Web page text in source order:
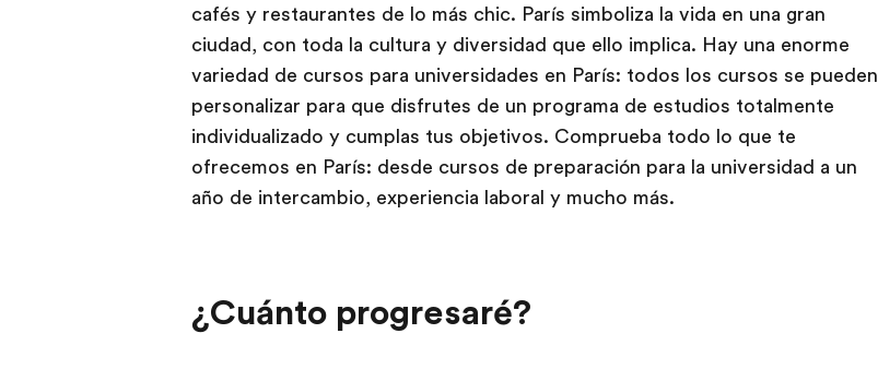
cafés y restaurantes de lo más chic. París simboliza la vida en una gran
ciudad, con toda la cultura y diversidad que ello implica. Hay una enorme
variedad de cursos para universidades en París: todos los cursos se pueden
personalizar para que disfrutes de un programa de estudios totalmente
individualizado y cumplas tus objetivos. Comprueba todo lo que te
ofrecemos en París: desde cursos de preparación para la universidad a un
año de intercambio, experiencia laboral y mucho más.
¿Cuánto progresaré?